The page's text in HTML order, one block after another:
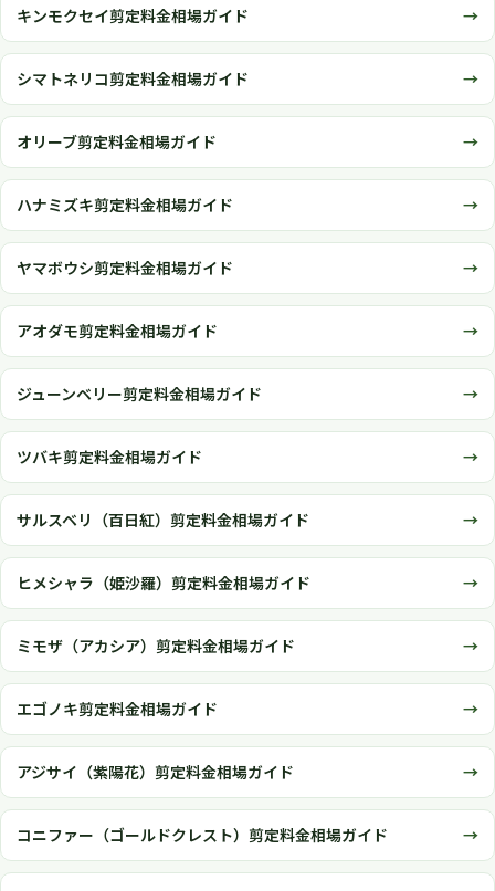
キンモクセイ剪定料金相場ガイド
シマトネリコ剪定料金相場ガイド
オリーブ剪定料金相場ガイド
ハナミズキ剪定料金相場ガイド
ヤマボウシ剪定料金相場ガイド
アオダモ剪定料金相場ガイド
ジューンベリー剪定料金相場ガイド
ツバキ剪定料金相場ガイド
サルスベリ（百日紅）剪定料金相場ガイド
ヒメシャラ（姫沙羅）剪定料金相場ガイド
ミモザ（アカシア）剪定料金相場ガイド
エゴノキ剪定料金相場ガイド
アジサイ（紫陽花）剪定料金相場ガイド
コニファー（ゴールドクレスト）剪定料金相場ガイド